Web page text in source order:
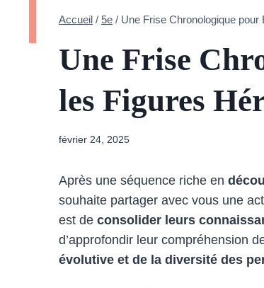
Accueil / 5e / Une Frise Chronologique
Une Frise
les Figures
février 24, 2025
Après une séquence riche en
souhaite partager avec vous une
est de consolider leurs
d’approfondir leur compréhension
évolutive et de la diversité des